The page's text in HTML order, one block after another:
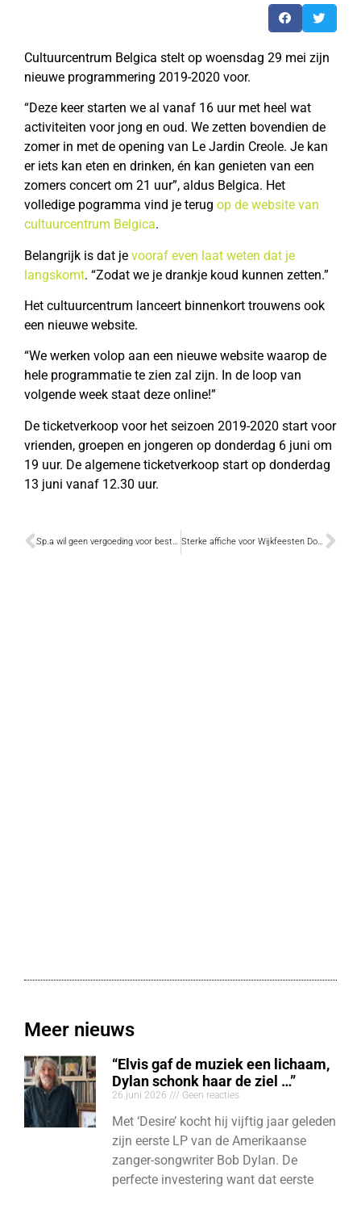
Cultuurcentrum Belgica stelt op woensdag 29 mei zijn
nieuwe programmering 2019-2020 voor.
“Deze keer starten we al vanaf 16 uur met heel wat
activiteiten voor jong en oud. We zetten bovendien de
zomer in met de opening van Le Jardin Creole. Je kan
er iets kan eten en drinken, én kan genieten van een
zomers concert om 21 uur”, aldus Belgica. Het
volledige pogramma vind je terug op de website van
cultuurcentrum Belgica.
Belangrijk is dat je vooraf even laat weten dat je
langskomt. “Zodat we je drankje koud kunnen zetten.”
Het cultuurcentrum lanceert binnenkort trouwens ook
een nieuwe website.
“We werken volop aan een nieuwe website waarop de
hele programmatie te zien zal zijn. In de loop van
volgende week staat deze online!”
De ticketverkoop voor het seizoen 2019-2020 start voor
vrienden, groepen en jongeren op donderdag 6 juni om
19 uur. De algemene ticketverkoop start op donderdag
13 juni vanaf 12.30 uur.
Sp.a wil geen vergoeding voor bestuurders Autonoom Gemeentebedrijf Sterke affiche voor Wijkfeesten Donck-Vlotgras
Meer nieuws
“Elvis gaf de muziek een lichaam,
Dylan schonk haar de ziel …”
26 juni 2026 Geen reacties
Met ‘Desire’ kocht hij vijftig jaar geleden
zijn eerste LP van de Amerikaanse
zanger-songwriter Bob Dylan. De
perfecte investering want dat eerste